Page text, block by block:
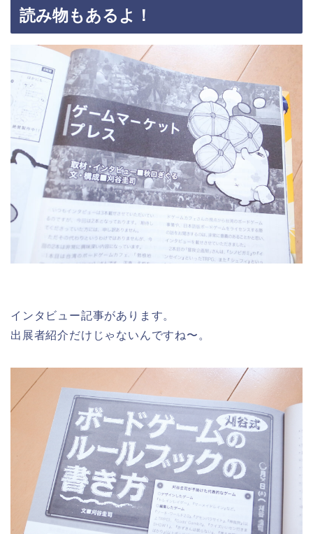
読み物もあるよ！
インタビュー記事があります。
出展者紹介だけじゃないんですね〜。